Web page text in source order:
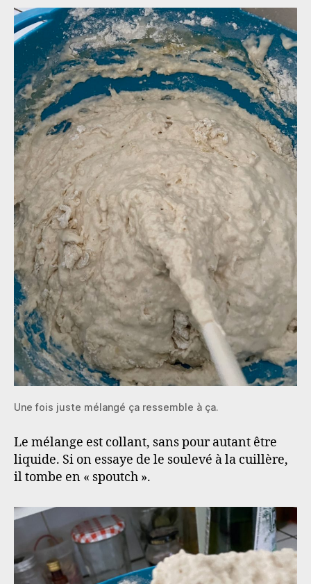
Une fois juste mélangé ça ressemble à ça.
Le mélange est collant, sans pour autant être
liquide. Si on essaye de le soulevé à la cuillère,
il tombe en « spoutch ».